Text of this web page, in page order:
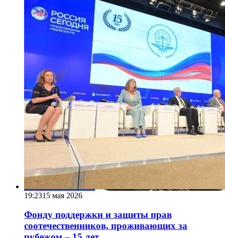
19:2315 мая 2026
Фонду поддержки и защиты прав
соотечественников, проживающих за